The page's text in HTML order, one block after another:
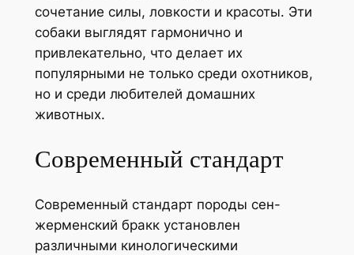
сочетание силы, ловкости и красоты. Эти
собаки выглядят гармонично и
привлекательно, что делает их
популярными не только среди охотников,
но и среди любителей домашних
животных.
Современный стандарт
Современный стандарт породы сен-
жерменский бракк установлен
различными кинологическими